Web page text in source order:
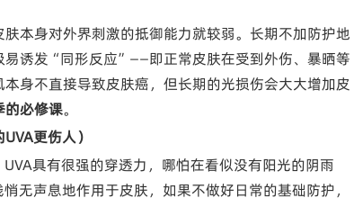
本身对外界刺激的抵御能力就较弱。长期不加防护地
诱发“同形反应”——即正常皮肤在受到外伤、暴晒等
身不直接导致皮肤癌，但长期的光损伤会大大增加皮
的必修课。
更伤人）
具有很强的穿透力，哪怕在看似没有阳光的阴雨
无声息地作用于皮肤，如果不做好日常的基础防护，